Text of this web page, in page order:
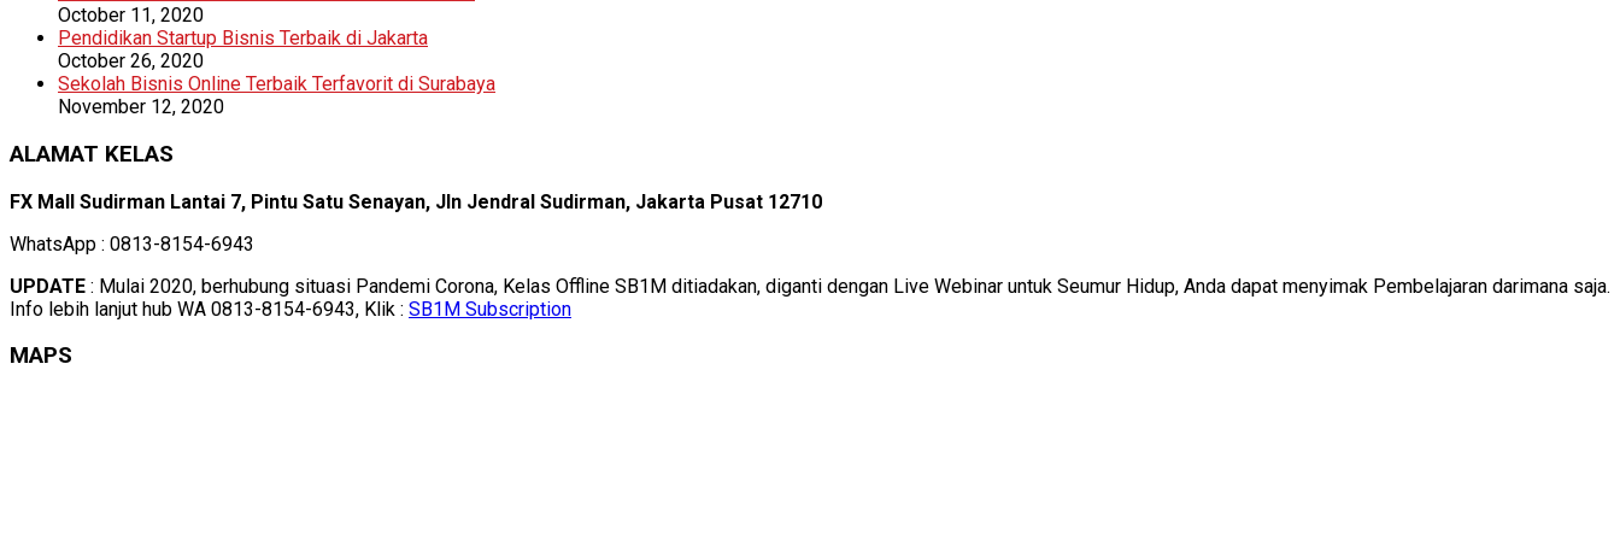
October 11, 2020
Pendidikan Startup Bisnis Terbaik di Jakarta
October 26, 2020
Sekolah Bisnis Online Terbaik Terfavorit di Surabaya
November 12, 2020
ALAMAT KELAS
FX Mall Sudirman Lantai 7, Pintu Satu Senayan, Jln Jendral Sudirman, Jakarta Pusat 12710
WhatsApp : 0813-8154-6943
UPDATE : Mulai 2020, berhubung situasi Pandemi Corona, Kelas Offline SB1M ditiadakan, diganti dengan Live Webinar untuk Seumur Hidup, Anda dapat menyimak Pembelajaran darimana saja.
Info lebih lanjut hub WA 0813-8154-6943, Klik : SB1M Subscription
MAPS